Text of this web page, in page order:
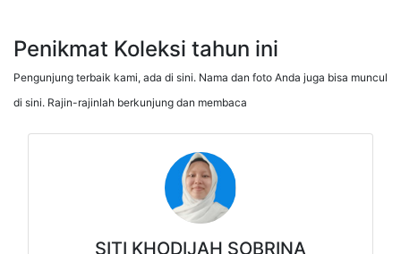
Penikmat Koleksi tahun ini
Pengunjung terbaik kami, ada di sini. Nama dan foto Anda juga bisa muncul
di sini. Rajin-rajinlah berkunjung dan membaca
SITI KHODIJAH SOBRINA